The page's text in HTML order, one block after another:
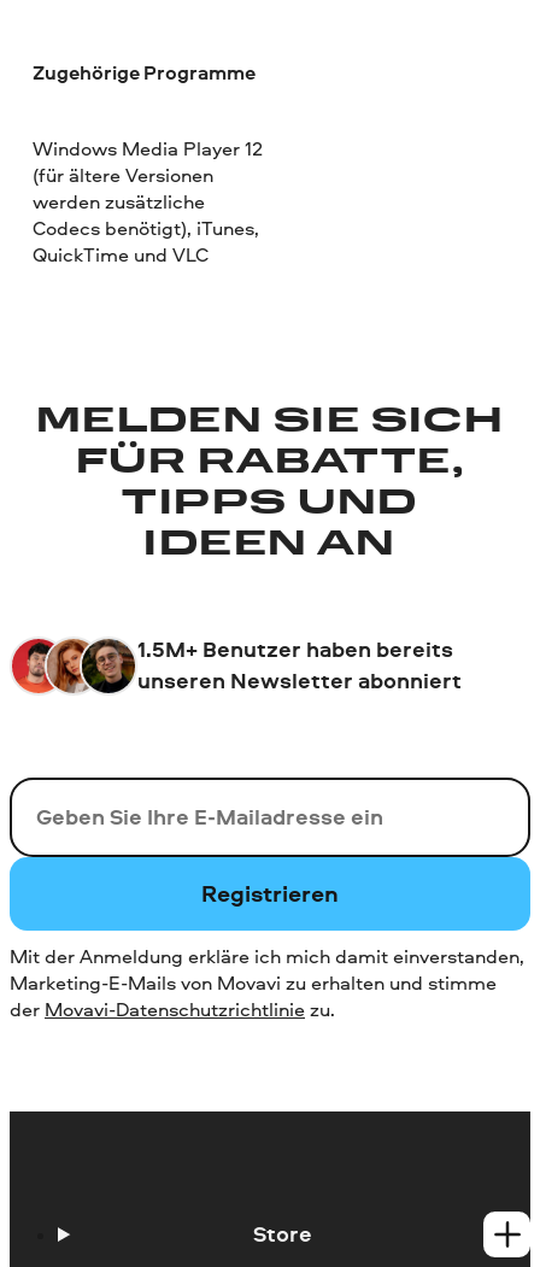
Zugehörige Programme
Windows Media Player 12
(für ältere Versionen
werden zusätzliche
Codecs benötigt), iTunes,
QuickTime und VLC
MELDEN SIE SICH
FÜR RABATTE,
TIPPS UND
IDEEN AN
1.5M+ Benutzer haben bereits
unseren Newsletter abonniert
Ihre E-Mail-Addresse
Registrieren
Mit der Anmeldung erkläre ich mich damit einverstanden,
Marketing-E-Mails von Movavi zu erhalten und stimme
der Movavi-Datenschutzrichtliniezu.
Store